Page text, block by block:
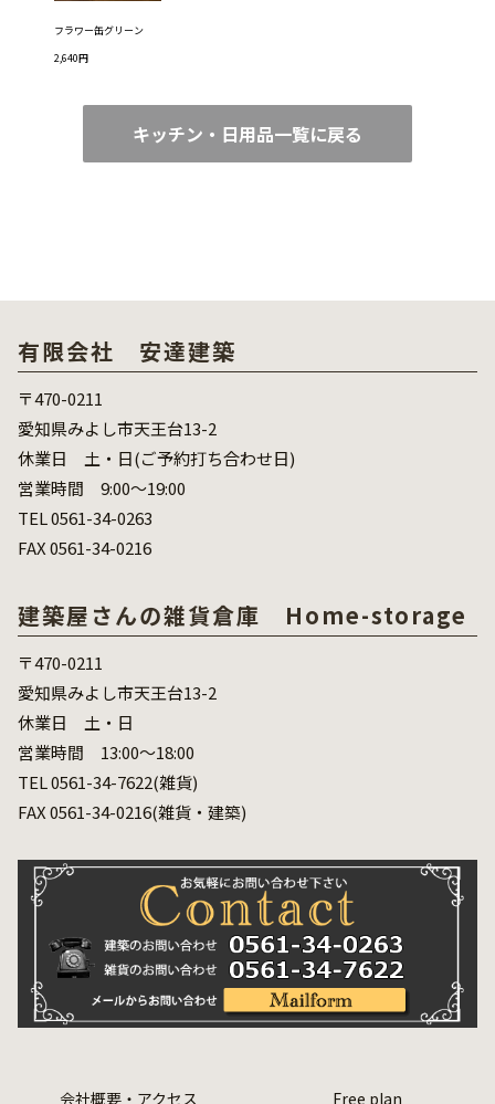
フラワー缶グリーン
2,640円
キッチン・日用品一覧に戻る
有限会社 安達建築
〒470-0211
愛知県みよし市天王台13-2
休業日 土・日(ご予約打ち合わせ日)
営業時間 9:00～19:00
TEL 0561-34-0263
FAX 0561-34-0216
建築屋さんの雑貨倉庫 Home-storage
〒470-0211
愛知県みよし市天王台13-2
休業日 土・日
営業時間 13:00～18:00
TEL 0561-34-7622(雑貨)
FAX 0561-34-0216(雑貨・建築)
会社概要・アクセス Free plan